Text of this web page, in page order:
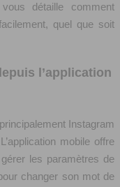
détaille comment
quel que soit
l’application
Instagram
mobile offre
les paramètres de
changer son mot de